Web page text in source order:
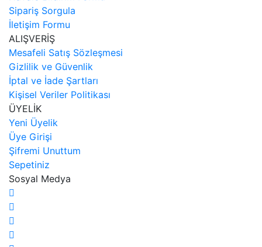
Sipariş Sorgula
İletişim Formu
ALIŞVERİŞ
Mesafeli Satış Sözleşmesi
Gizlilik ve Güvenlik
İptal ve İade Şartları
Kişisel Veriler Politikası
ÜYELİK
Yeni Üyelik
Üye Girişi
Şifremi Unuttum
Sepetiniz
Sosyal Medya